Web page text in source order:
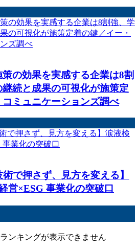
の効果を実感する企業は8割
続と成果の可視化が施策定
ミュニケーションズ調べ
で押さず、見方を変える】
営×ESG 事業化の突破口
ンキングが表示できません